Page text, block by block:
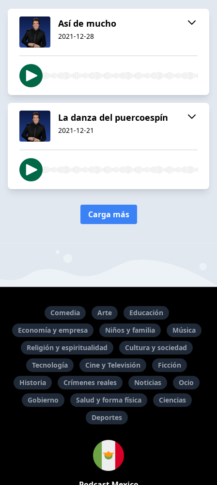
Así de mucho
2021-12-28
La danza del puercoespín
2021-12-21
Carga más
Comedia Arte
Educación
Economía y empresa
Niños y familia
Música
Religión y espiritualidad
Cultura y sociedad
Tecnología
Cine y Televisión
Ficción
Historia
Crímenes reales Noticias
Ocio
Gobierno
Salud y forma física
Ciencias
Deportes